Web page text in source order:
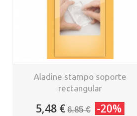
Aladine stampo soporte
rectangular
5,48 € 6,85 € -20%